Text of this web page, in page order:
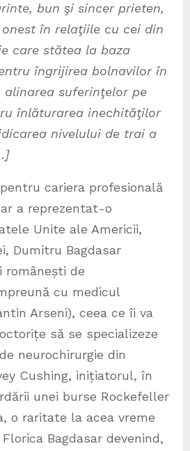
bun şi sincer prieten,
în relaţiile cu cei din
care stătea la baza
îngrijirea bolnavilor în
suferinţelor pe
înlăturarea inechităţilor
nivelului de trai a
cariera profesională
a reprezentat-o
Unite ale Americii,
Dumitru Bagdasar
românești de
cu medicul
Arseni), ceea ce îi va
să se specializeze
neurochirurgie din
Cushing, inițiatorul, în
unei burse Rockefeller
o raritate la acea vreme
Bagdasar devenind,